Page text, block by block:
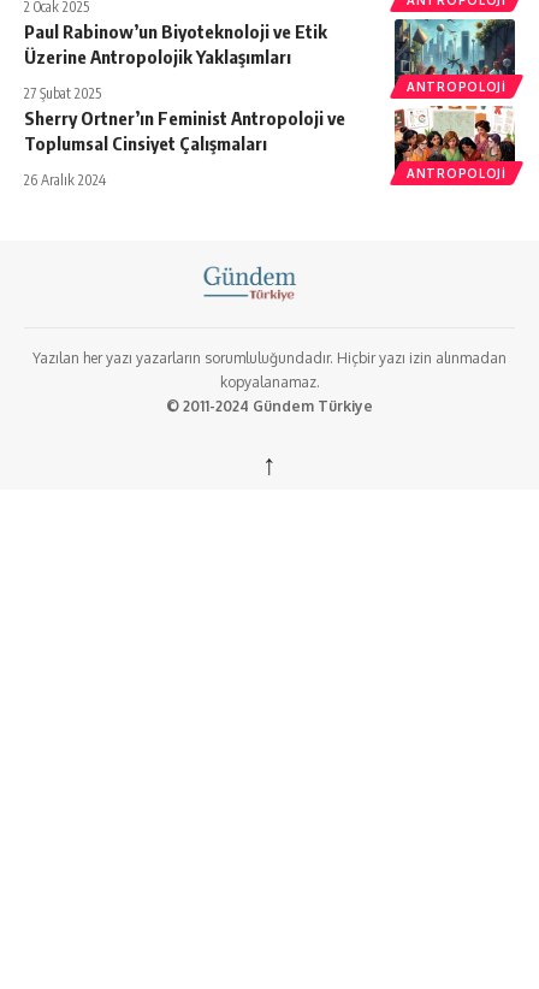
2 Ocak 2025
ANTROPOLOJI
Paul Rabinow’un Biyoteknoloji ve Etik
Üzerine Antropolojik Yaklaşımları
27 Şubat 2025
ANTROPOLOJI
Sherry Ortner’ın Feminist Antropoloji ve
Toplumsal Cinsiyet Çalışmaları
26 Aralık 2024
Yazılan her yazı yazarların sorumluluğundadır. Hiçbir yazı izin alınmadan
kopyalanamaz.
© 2011-2024 Gündem Türkiye
↑